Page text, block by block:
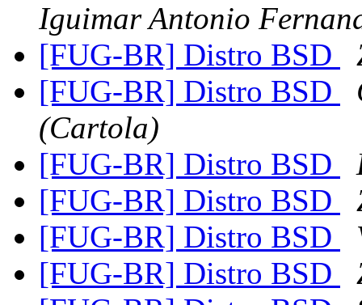
Iguimar Antonio
[FUG-BR] Distro BSD
[FUG-BR] Distro BSD
(Cartola)
[FUG-BR] Distro BSD
[FUG-BR] Distro BSD
[FUG-BR] Distro BSD
[FUG-BR] Distro BSD